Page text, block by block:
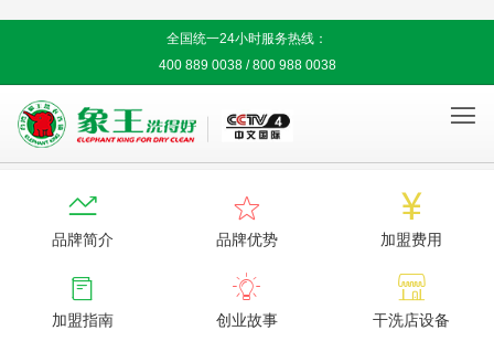
全国统一24小时服务热线：
400 889 0038 / 800 988 0038


品牌简介

品牌优势

加盟费用

加盟指南

创业故事

干洗店设备